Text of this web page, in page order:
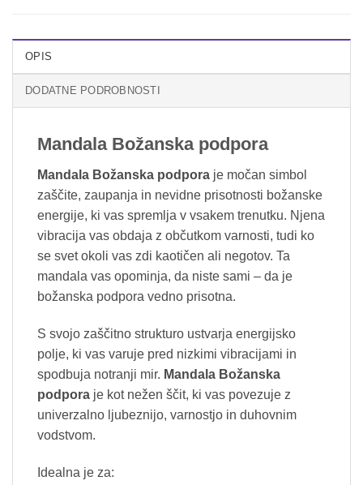
OPIS
DODATNE PODROBNOSTI
Mandala Božanska podpora
Mandala Božanska podpora je močan simbol
zaščite, zaupanja in nevidne prisotnosti božanske
energije, ki vas spremlja v vsakem trenutku. Njena
vibracija vas obdaja z občutkom varnosti, tudi ko
se svet okoli vas zdi kaotičen ali negotov. Ta
mandala vas opominja, da niste sami – da je
božanska podpora vedno prisotna.
S svojo zaščitno strukturo ustvarja energijsko
polje, ki vas varuje pred nizkimi vibracijami in
spodbuja notranji mir. Mandala Božanska
podpora je kot nežen ščit, ki vas povezuje z
univerzalno ljubeznijo, varnostjo in duhovnim
vodstvom.
Idealna je za: